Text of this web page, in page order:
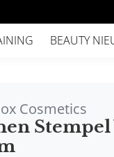
BEAUTY
Cosmetics
Stempel